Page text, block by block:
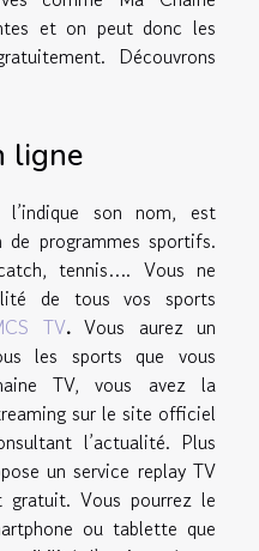
et on peut donc les
Découvrons
ligne
son nom, est
programmes sportifs.
tennis…. Vous ne
de tous vos sports
TV.Vous aurez un
les sports que vous
TV, vous avez la
sur le site officiel
l’actualité. Plus
un service replay TV
Vous pourrez le
ou tablette que